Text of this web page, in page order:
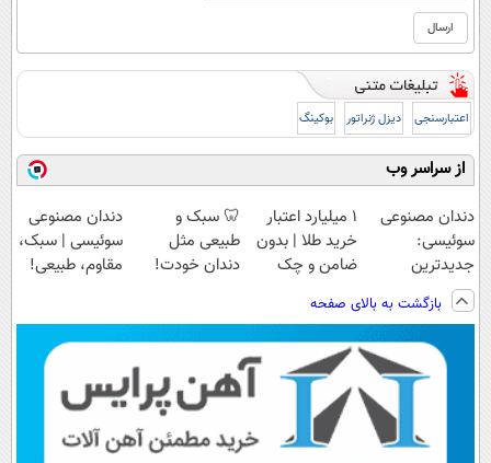
اعتبارسنجی دیزل ژنراتور بوکینگ
از سراسر وب
دندان مصنوعی
سوئیسی:
جدیدترین
فناوری اروپا،
سبک و مقاوم |
پرداخت قسطی
۱ میلیارد اعتبار
خرید طلا | بدون
ضامن و چک
🦷 سبک و
طبیعی مثل
دندان خودت!
💳 📍 تهران
دندان مصنوعی
سوئیسی | سبک،
مقاوم، طبیعی!
اقساطی😍
بازگشت به بالای صفحه